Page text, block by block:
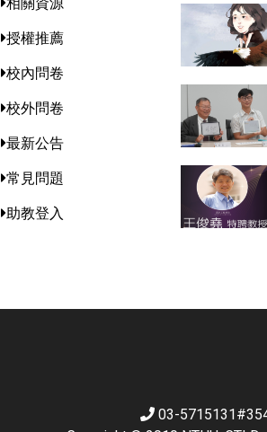
相關資源
授權推薦
校內問卷
校外問卷
最新公告
常見問題
助教登入
03-